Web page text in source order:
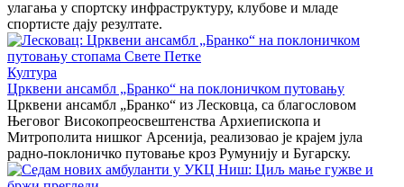
улагања у спортску инфраструктуру, клубове и младе
спортисте дају резултате.
Култура
Црквени ансамбл „Бранко“ на поклоничком путовању
Црквени ансамбл „Бранко“ из Лесковца, са благословом
Његовог Високопреосвештенства Архиепископа и
Митрополита нишког Арсенија, реализовао је крајем јула
радно-поклоничко путовање кроз Румунију и Бугарску.